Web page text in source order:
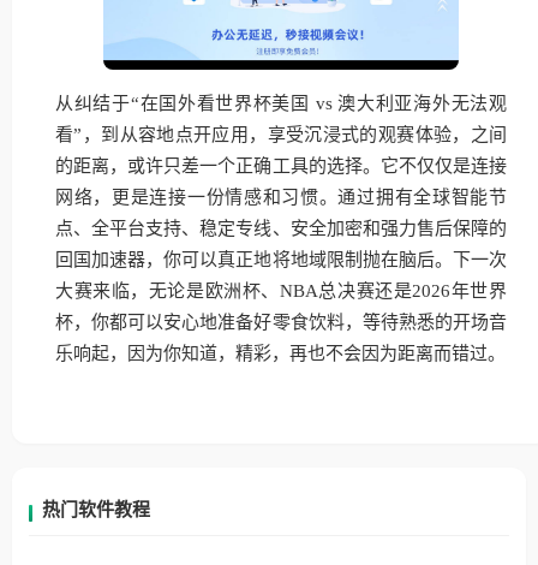
从纠结于“在国外看世界杯美国 vs 澳大利亚海外无法观
看”，到从容地点开应用，享受沉浸式的观赛体验，之间
的距离，或许只差一个正确工具的选择。它不仅仅是连接
网络，更是连接一份情感和习惯。通过拥有全球智能节
点、全平台支持、稳定专线、安全加密和强力售后保障的
回国加速器，你可以真正地将地域限制抛在脑后。下一次
大赛来临，无论是欧洲杯、NBA总决赛还是2026年世界
杯，你都可以安心地准备好零食饮料，等待熟悉的开场音
乐响起，因为你知道，精彩，再也不会因为距离而错过。
热门软件教程